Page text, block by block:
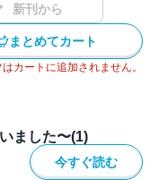
新刊から
まとめてカート
カートに追加されません。
ました〜(1)
今すぐ読む